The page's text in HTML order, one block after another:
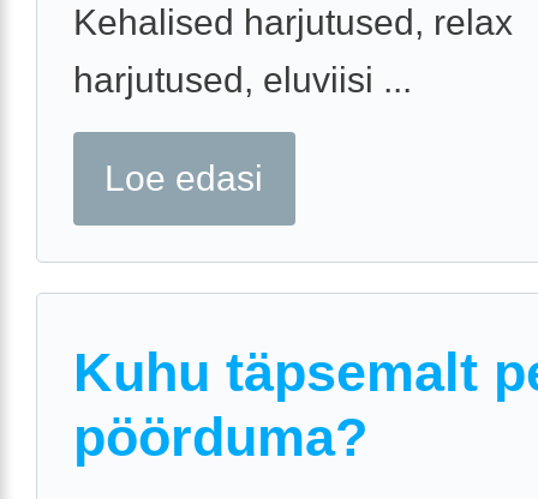
Kehalised harjutused, relax
harjutused, eluviisi ...
Loe edasi
Kuhu täpsemalt
pöörduma?